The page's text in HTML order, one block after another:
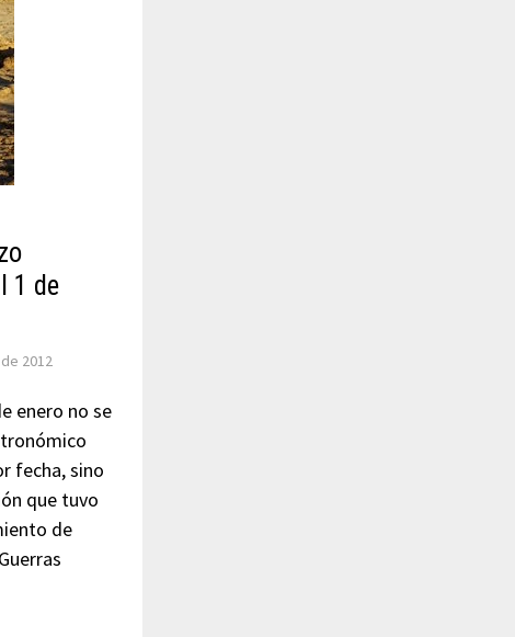
1 de
2012
enero no se
fecha, sino
que tuvo
de